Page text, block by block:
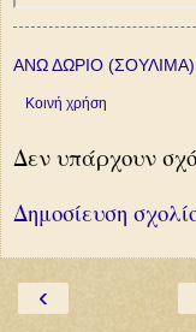
ΑΝΩ ΔΩΡΙΟ (ΣΟΥΛΙΜΑ)
Κοινή χρήση
Δεν υπάρχουν
Δημοσίευση
‹